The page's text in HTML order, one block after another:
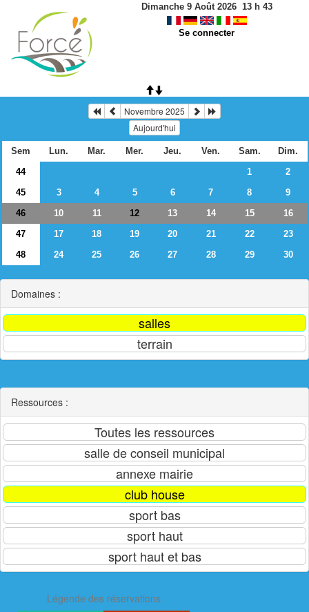
Dimanche 9 Août 2026 13h 43
Se connecter
Novembre 2025
Aujourd'hui
Sem Lun. Mar. Mer. Jeu. Ven. Sam.
Dim.
44
1
2
45
3 4 5 6 7 8
9
46
10 11 12 13 14 15
16
47
17 18 19 20 21 22
23
48
24 25 26 27 28 29 30
Domaines :
Ressources :
Légende des réservations